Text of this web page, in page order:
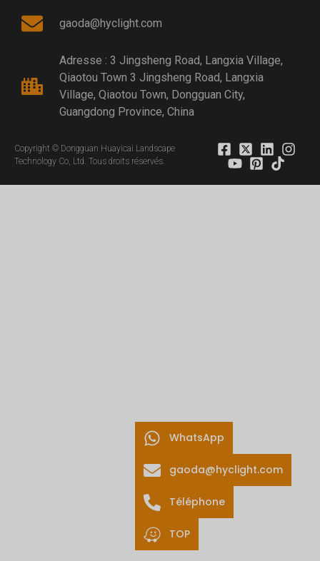
gaoda@hyclight.com
Adresse : 3 Jingsheng Road, Langxia Village,
Qiaotou Town 3 Jingsheng Road, Langxia
Village, Qiaotou Town, Dongguan City,
Guangdong Province, China
Copyright © Dongguan Huayicai Landscape
Technology Co, Ltd. Tous droits réservés.
WhatsApp
gaoda@hyclight.com
Téléphone
TOP